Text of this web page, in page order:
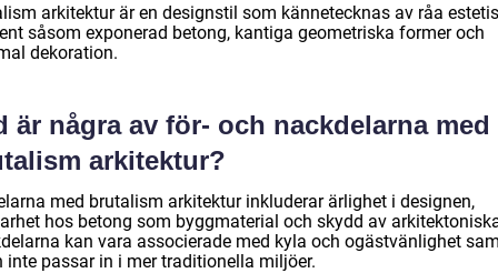
arkitektur är en designstil som kännetecknas av råa
såsom exponerad betong, kantiga geometriska former och
dekoration.
är några av för- och nackdelarna med
arkitektur?
med brutalism arkitektur inkluderar ärlighet i designen,
hos betong som byggmaterial och skydd av
kan vara associerade med kyla och ogästvänlighet
inte passar in i mer traditionella miljöer.